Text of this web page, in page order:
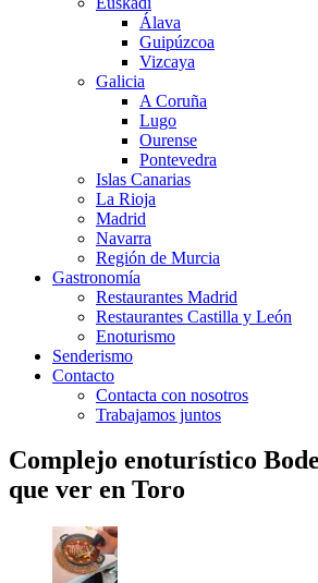
Álava
Guipúzcoa
Vizcaya
Galicia
A Coruña
Lugo
Ourense
Pontevedra
Islas Canarias
La Rioja
Madrid
Navarra
Región de Murcia
Gastronomía
Restaurantes Madrid
Restaurantes Castilla y León
Enoturismo
Senderismo
Contacto
Contacta con nosotros
Trabajamos juntos
Complejo enoturístico
que ver en Toro